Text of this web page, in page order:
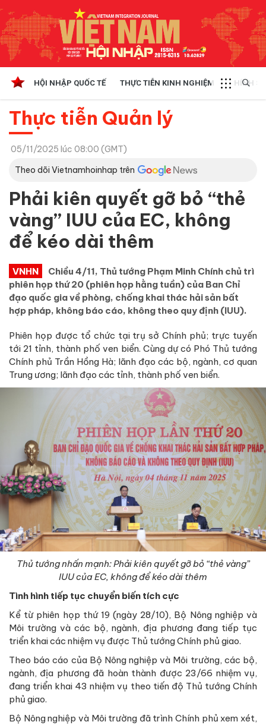
HỘI NHẬP QUỐC TẾ THỰC TIỄN KINH NGHIỆM CHÍNH
Thực tiễn Quản lý
05/11/2025 lúc 08:00 (GMT)
Theo dõi Vietnamhoinhap trên
Phải kiên quyết gỡ bỏ “thẻ
vàng” IUU của EC, không
để kéo dài thêm
VNHN
Chiều 4/11, Thủ tướng Phạm Minh Chính chủ trì
phiên họp thứ 20 (phiên họp hằng tuần) của Ban Chỉ
đạo quốc gia về phòng, chống khai thác hải sản bất
hợp pháp, không báo cáo, không theo quy định (IUU).
Phiên họp được tổ chức tại trụ sở Chính phủ; trực tuyến
tới 21 tỉnh, thành phố ven biển. Cùng dự có Phó Thủ tướng
Chính phủ Trần Hồng Hà; lãnh đạo các bộ, ngành, cơ quan
Trung ương; lãnh đạo các tỉnh, thành phố ven biển.
Thủ tướng nhấn mạnh: Phải kiên quyết gỡ bỏ “thẻ vàng”
IUU của EC, không để kéo dài thêm
Tình hình tiếp tục chuyển biến tích cực
Kể từ phiên họp thứ 19 (ngày 28/10), Bộ Nông nghiệp và
Môi trường và các bộ, ngành, địa phương đang tiếp tục
triển khai các nhiệm vụ được Thủ tướng Chính phủ giao.
Theo báo cáo của Bộ Nông nghiệp và Môi trường, các bộ,
ngành, địa phương đã hoàn thành được 23/66 nhiệm vụ,
đang triển khai 43 nhiệm vụ theo tiến độ Thủ tướng Chính
phủ giao.
Bộ Nông nghiệp và Môi trường đã trình Chính phủ xem xét,